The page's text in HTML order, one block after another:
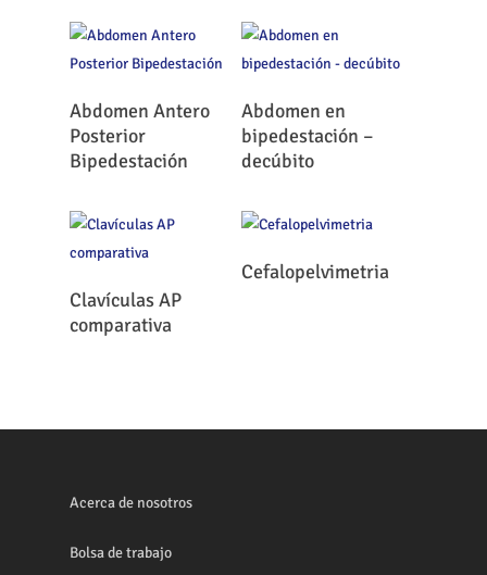
Leer Más
Abdomen Antero
Posterior
Bipedestación
Abdomen en
bipedestación –
decúbito
Leer Más
Clavículas AP
comparativa
Leer Más
Cefalopelvimetria
Acerca de nosotros
Bolsa de trabajo